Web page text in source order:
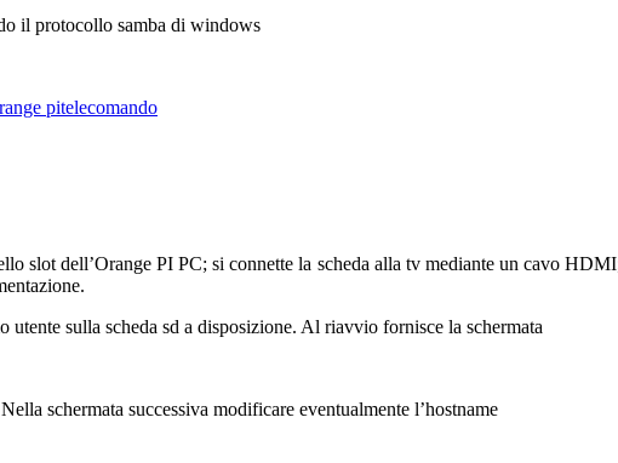
il protocollo samba di windows
pitelecomando
slot dell’Orange PI PC; si connette la scheda alla tv mediante un cavo
sulla scheda sd a disposizione. Al riavvio fornisce la schermata
schermata successiva modificare eventualmente l’hostname